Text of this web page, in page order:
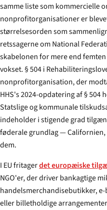
samme liste som kommercielle
nonprofitorganisationer er
størrelsesorden som sammenlignelige kommercielle
retssagerne om National
skabelonen for mere end femten år siden, og sagslisten er kun
vokset. § 504 i
nonprofitorganisation, der modtager føderal finansiel støtte, og
HHS's 2024-opdatering af § 504
Statslige og kommunale
indeholder i stigende grad
føderale grundlag — Californien,
dem.
I EU fritagerdet europæiske
NGO'er, der driver bankagtige
handels­merchandise­butikker, e-bogs- og publikationsbiblioteker
eller billetholdige arrangementer for